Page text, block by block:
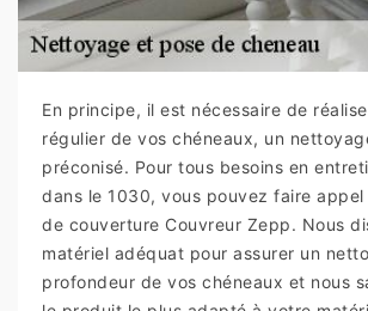
En principe, il est nécessaire de
régulier de vos chéneaux, un
préconisé. Pour tous besoins en
dans le 1030, vous pouvez faire appel
de couverture Couvreur Zepp. Nous
matériel adéquat pour assurer un
profondeur de vos chéneaux et nous